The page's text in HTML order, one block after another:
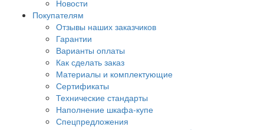
Новости
Покупателям
Отзывы наших заказчиков
Гарантии
Варианты оплаты
Как сделать заказ
Материалы и комплектующие
Сертификаты
Технические стандарты
Наполнение шкафа-купе
Спецпредложения